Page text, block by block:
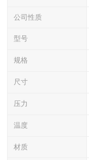
公司性质
型号
规格
尺寸
压力
温度
材质